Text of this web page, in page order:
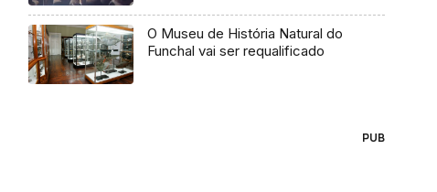
O Museu de História Natural do
Funchal vai ser requalificado
PUB